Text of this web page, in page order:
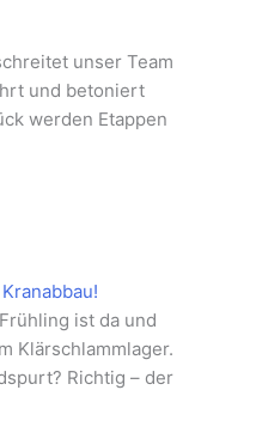
unser Team
und betoniert
werden Etappen
ist da und
Klärschlammlager.
Richtig – der